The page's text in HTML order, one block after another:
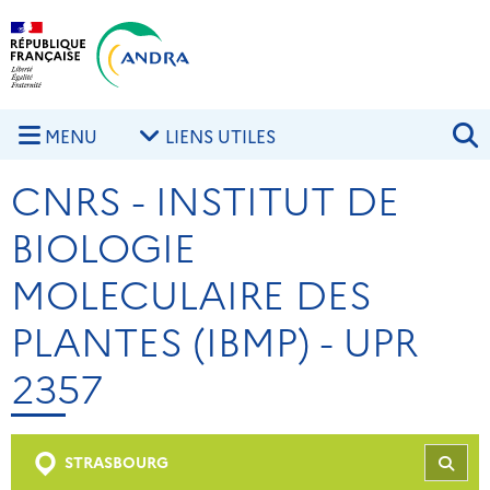
Aller au contenu principal
MENU LIENS UTILES
CNRS - INSTITUT DE
BIOLOGIE
MOLECULAIRE DES
PLANTES (IBMP) - UPR
2357
STRASBOURG